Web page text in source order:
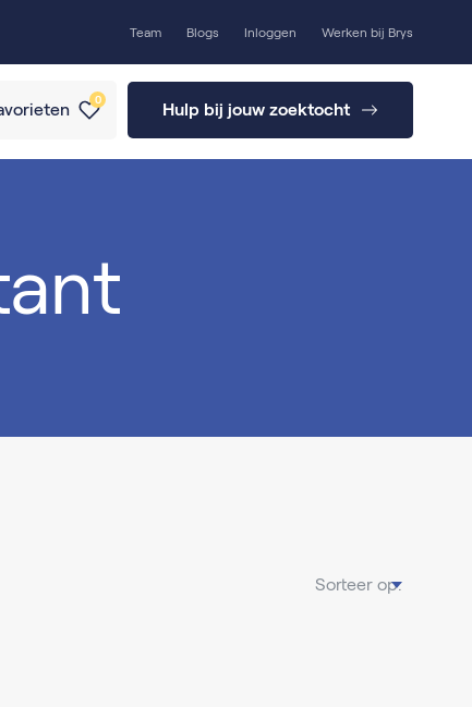
Team Blogs Inloggen Werken bij Brys
0
Hulp bij jouw zoektocht
Sorteer op: